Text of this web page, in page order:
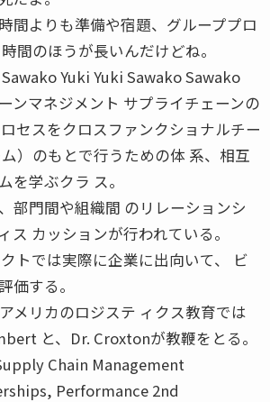
間よりも準備や宿題、グループプロ
間のほうが長いんだけどね。
Yuki Yuki Sawako Sawako
ンマネジメント サプライチェーンの
セスをクロスファンクショナルチー
）のもとで行うための体 系、相互
を学ぶクラ ス。
部門間や組織間 のリレーションシ
ス カッションが行われている。
トでは実際に企業に出向いて、 ビ
価する。
メリカのロジステ ィクス教育では
と、Dr. Croxtonが教鞭をとる。
Chain Management
Performance 2nd